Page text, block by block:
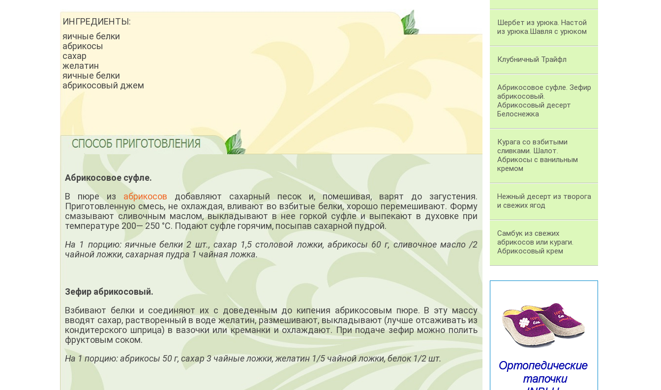
ИНГРЕДИЕНТЫ:
яичные белки
абрикосы
сахар
желатин
яичные белки
абрикосовый джем
Абрикосовое суфле.
В пюре из абрикосов добавляют сахарный песок и, помешивая, варят до загустения.
Приготовленную смесь, не охлаждая, вливают во взбитые белки, хорошо перемешивают. Форму
смазывают сливочным маслом, выкладывают в нее горкой суфле и выпекают в духовке при
температуре 200— 250 °С. Подают суфле горячим, посыпав сахарной пудрой.
На 1 порцию: яичные белки 2 шт., сахар 1,5 столовой ложки, абрикосы 60 г, сливочное масло /2
чайной ложки, сахарная пудра 1 чайная ложка.
Зефир абрикосовый.
Взбивают белки и соединяют их с доведенным до кипения абрикосовым пюре. В эту массу
вводят сахар, растворенный в воде желатин, размешивают, выкладывают (лучше отсаживать из
кондитерского шприца) в вазочки или креманки и охлаждают. При подаче зефир можно полить
фруктовым соком.
На 1 порцию: абрикосы 50 г, сахар 3 чайные ложки, желатин 1/5 чайной ложки, белок 1/2 шт.
Шербет из урюка. Настой
из урюка.Шавля с урюком
Клубничный Трайфл
Абрикосовое суфле. Зефир
абрикосовый.
Абрикосовый десерт
Белоснежка
Курага со взбитыми
сливками. Шалот.
Абрикосы с ванильным
кремом
Нежный десерт из творога
и свежих ягод
Самбук из свежих
абрикосов или кураги.
Абрикосовый крем